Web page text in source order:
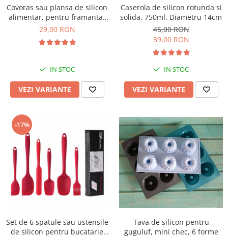
Covoras sau plansa de silicon
alimentar, pentru framantat
aluat, 40x50cm
29,00 RON
IN STOC
VEZI VARIANTE
Caserola de silicon rotunda si
solida. 750ml. Diametru 14cm
45,00 RON
39,00 RON
IN STOC
VEZI VARIANTE
-17%
Set de 6 spatule sau ustensile
de silicon pentru bucatarie
Tava de silicon pentru
guguluf, mini chec, 6 forme